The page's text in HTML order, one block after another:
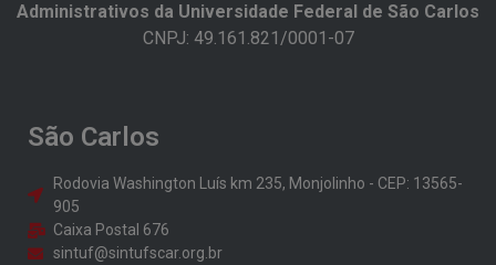
Administrativos da Universidade Federal de São Carlos​
CNPJ: 49.161.821/0001-07
São Carlos
Rodovia Washington Luís km 235, Monjolinho - CEP: 13565-
905
Caixa Postal 676
sintuf@sintufscar.org.br